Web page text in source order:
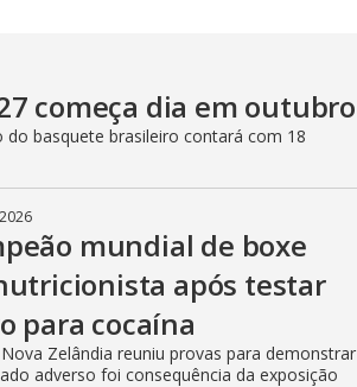
começa dia em outubro
basquete brasileiro contará com 18
mundial de boxe
após testar
para cocaína
Zelândia reuniu provas para demonstrar
adverso foi consequência da exposição